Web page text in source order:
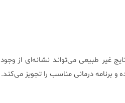
غیر طبیعی می‌تواند نشانه‌ای از وجود
و برنامه درمانی مناسب را تجویز می‌کند.